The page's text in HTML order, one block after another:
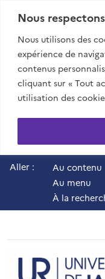
Nous
Nous utilisons des
expérience de
contenus
cliquant sur « Tout
utilisation des
Aller :
Au contenu
Au menu
À la